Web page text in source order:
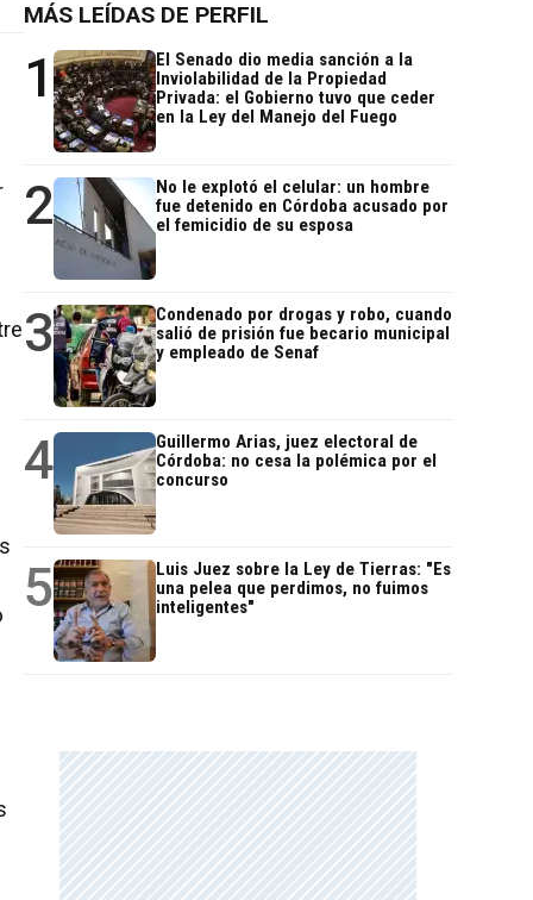
MÁS LEÍDAS DE PERFIL
1
El Senado dio media sanción a la
Inviolabilidad de la Propiedad
Privada: el Gobierno tuvo que ceder
en la Ley del Manejo del Fuego
2
No le explotó el celular: un hombre
fue detenido en Córdoba acusado por
el femicidio de su esposa
3
Condenado por drogas y robo, cuando
salió de prisión fue becario municipal
y empleado de Senaf
4
Guillermo Arias, juez electoral de
Córdoba: no cesa la polémica por el
concurso
5
Luis Juez sobre la Ley de Tierras: "Es
una pelea que perdimos, no fuimos
inteligentes"